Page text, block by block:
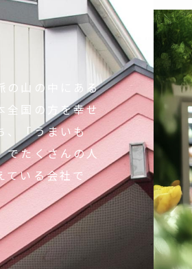
の山の中にある
全国の方を幸せ
、「うまいも
でたくさんの人
ている会社で